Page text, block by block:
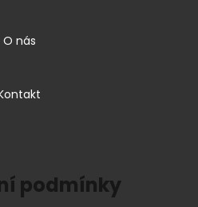
O nás
podmínky